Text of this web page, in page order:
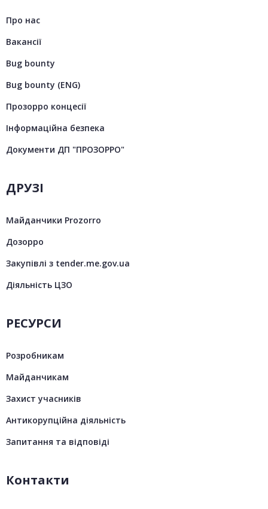
Про нас
Вакансії
Bug bounty
Bug bounty (ENG)
Прозорро концесії
Інформаційна безпека
Документи ДП "ПРОЗОРРО"
ДРУЗІ
Майданчики Prozorro
Дозорро
Закупівлі з tender.me.gov.ua
Діяльність ЦЗО
РЕСУРСИ
Розробникам
Майданчикам
Захист учасників
Антикорупційна діяльність
Запитання та відповіді
Контакти